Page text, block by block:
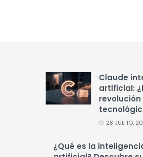
Claude
artificial:
revolución
28 JULHO,
¿Qué es la